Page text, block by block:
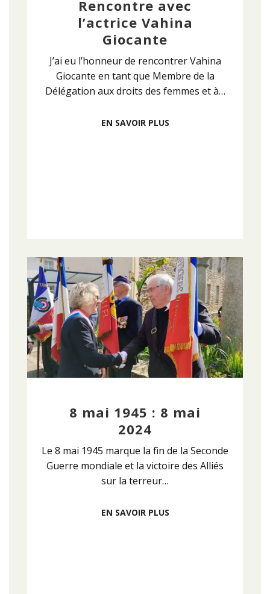
Rencontre avec
l’actrice Vahina
Giocante
J’ai eu l’honneur de rencontrer Vahina
Giocante en tant que Membre de la
Délégation aux droits des femmes et à…
EN SAVOIR PLUS
8 mai 1945 : 8 mai
2024
Le 8 mai 1945 marque la fin de la Seconde
Guerre mondiale et la victoire des Alliés
sur la terreur…
EN SAVOIR PLUS